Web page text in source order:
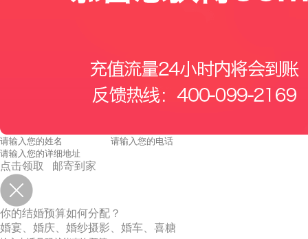
点击领取 邮寄到家
你的结婚预算如何分配？
婚宴、婚庆、婚纱摄影、婚车、喜糖